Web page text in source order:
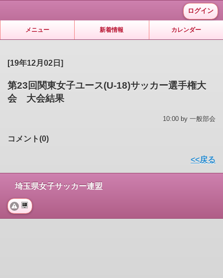
ログイン
メニュー 新着情報 カレンダー
[19年12月02日]
第23回関東女子ユース(U-18)サッカー選手権大
会 大会結果
10:00 by 一般部会
コメント(0)
<<戻る
埼玉県女子サッカー連盟